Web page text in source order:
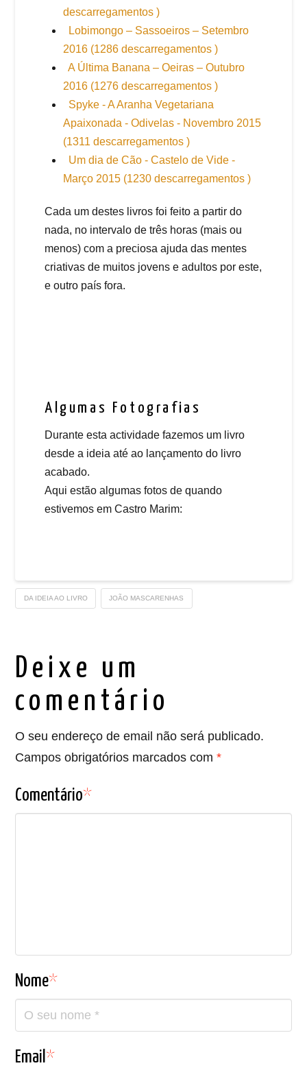
descarregamentos )
Lobimongo – Sassoeiros – Setembro
2016 (1286 descarregamentos )
A Última Banana – Oeiras – Outubro
2016 (1276 descarregamentos )
Spyke - A Aranha Vegetariana
Apaixonada - Odivelas - Novembro 2015
(1311 descarregamentos )
Um dia de Cão - Castelo de Vide -
Março 2015 (1230 descarregamentos )
Cada um destes livros foi feito a partir do
nada, no intervalo de três horas (mais ou
menos) com a preciosa ajuda das mentes
criativas de muitos jovens e adultos por este,
e outro país fora.
Algumas Fotografias
Durante esta actividade fazemos um livro
desde a ideia até ao lançamento do livro
acabado.
Aqui estão algumas fotos de quando
estivemos em Castro Marim:
DA IDEIA AO LIVRO JOÃO MASCARENHAS
Deixe um
comentário
O seu endereço de email não será publicado.
Campos obrigatórios marcados com*
Comentário*
Nome*
Email*